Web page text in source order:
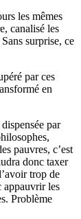
les mêmes
canalisé les
surprise, ce
par ces
en
par
pauvres, c’est
donc taxer
trop de
appauvrir les
Problème